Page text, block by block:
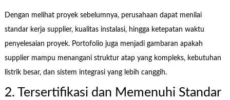
Dengan melihat proyek sebelumnya, perusahaan dapat menilai
standar kerja supplier, kualitas instalasi, hingga ketepatan waktu
penyelesaian proyek. Portofolio juga menjadi gambaran apakah
supplier mampu menangani struktur atap yang kompleks, kebutuhan
listrik besar, dan sistem integrasi yang lebih canggih.
2. Tersertifikasi dan Memenuhi Standar